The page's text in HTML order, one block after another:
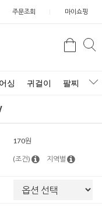
주문조회 마이쇼핑
검색
싱 귀걸이 팔찌 목
170원
(조건) 지역별